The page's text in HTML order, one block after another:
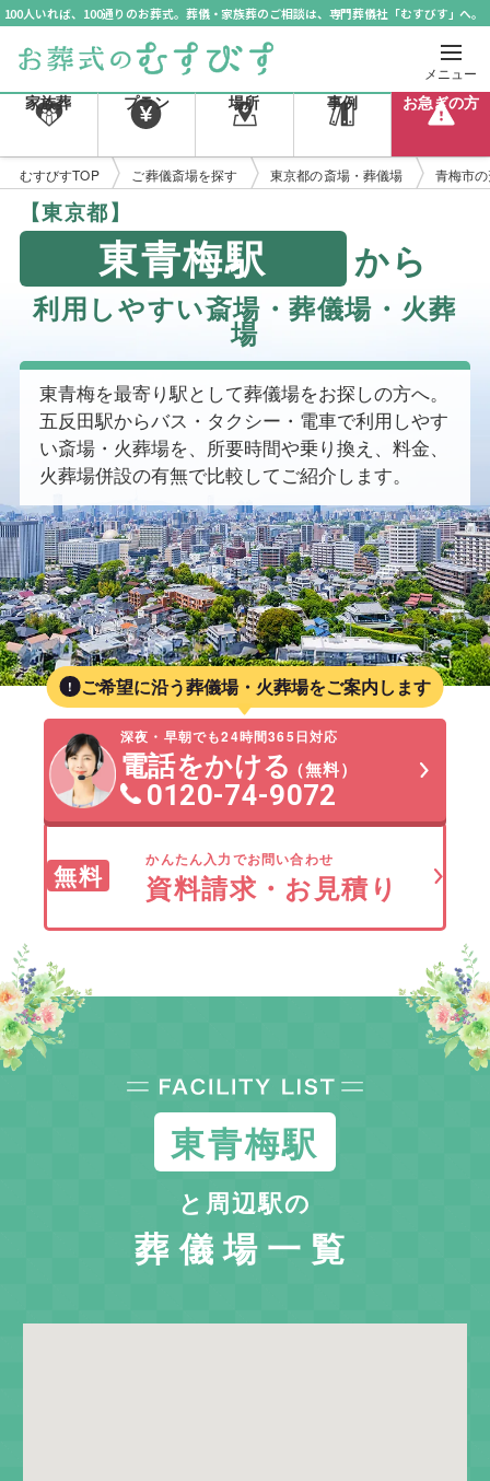
100人いれば、100通りのお葬式。葬儀・家族葬のご相談は、専門葬儀社「むすびす」へ。
メニュー
家族葬 プラン 場所 事例 お急ぎの方
むすびすTOP ご葬儀斎場を探す 東京都の斎場・葬儀場 青梅市
【東京都】
東青梅駅 から
利用しやすい斎場・葬儀場・火葬
場
東青梅を最寄り駅として葬儀場をお探しの方へ。
五反田駅からバス・タクシー・電車で利用しやす
い斎場・火葬場を、所要時間や乗り換え、料金、
火葬場併設の有無で比較してご紹介します。
ご希望に沿う葬儀場・火葬場をご案内します
深夜・早朝でも24時間365日対応
電話をかける（無料）
0120-74-9072
無料
かんたん入力でお問い合わせ
資料請求・お見積り
東青梅駅
と周辺駅の
葬儀場一覧